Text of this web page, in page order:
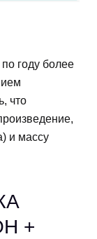
году более
что
и массу
+